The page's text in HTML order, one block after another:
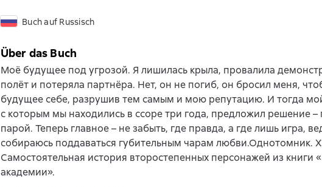
Buch auf Russisch
Über das Buch
Моё будущее под угрозой. Я лишилась крыла, провалила
полёт и потеряла партнёра. Нет, он не погиб, он бросил меня,
будущее себе, разрушив тем самым и мою репутацию. И тогда
с которым мы находились в ссоре три года, предложил решение –
парой. Теперь главное – не забыть, где правда, а где лишь игра,
собираюсь поддаваться губительным чарам любви.Однотомник.
Самостоятельная история второстепенных персонажей из книги
академии».